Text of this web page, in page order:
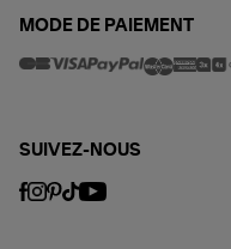
MODE DE PAIEMENT
SUIVEZ-NOUS